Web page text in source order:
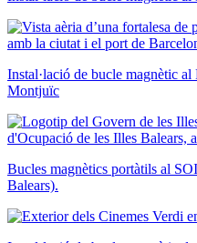
Instal·lació de bucle magnètic
Montjuïc
Bucles magnètics portàtils al
Balears).